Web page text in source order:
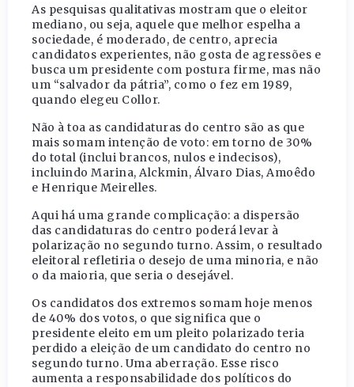
As pesquisas qualitativas mostram que o eleitor
mediano, ou seja, aquele que melhor espelha a
sociedade, é moderado, de centro, aprecia
candidatos experientes, não gosta de agressões e
busca um presidente com postura firme, mas não
um “salvador da pátria”, como o fez em 1989,
quando elegeu Collor.
Não à toa as candidaturas do centro são as que
mais somam intenção de voto: em torno de 30%
do total (inclui brancos, nulos e indecisos),
incluindo Marina, Alckmin, Álvaro Dias, Amoêdo
e Henrique Meirelles.
Aqui há uma grande complicação: a dispersão
das candidaturas do centro poderá levar à
polarização no segundo turno. Assim, o resultado
eleitoral refletiria o desejo de uma minoria, e não
o da maioria, que seria o desejável.
Os candidatos dos extremos somam hoje menos
de 40% dos votos, o que significa que o
presidente eleito em um pleito polarizado teria
perdido a eleição de um candidato do centro no
segundo turno. Uma aberração. Esse risco
aumenta a responsabilidade dos políticos do